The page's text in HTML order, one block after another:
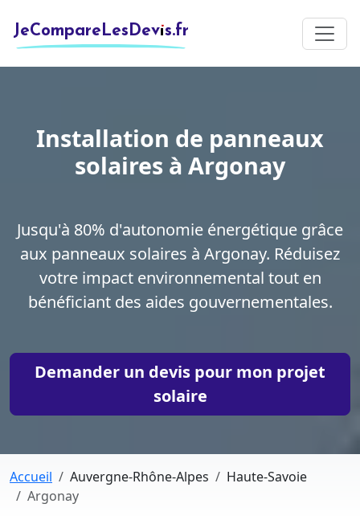
JeCompareLesDevis.fr
Installation de panneaux
solaires à Argonay
Jusqu'à 80% d'autonomie énergétique grâce
aux panneaux solaires à Argonay. Réduisez
votre impact environnemental tout en
bénéficiant des aides gouvernementales.
Demander un devis pour mon projet
solaire
Accueil Auvergne-Rhône-Alpes
Haute-Savoie
Argonay